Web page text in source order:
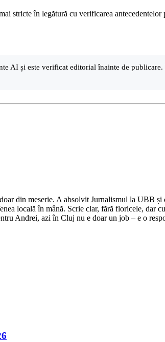
stricte în legătură cu verificarea antecedentelor
AI și este verificat editorial înainte de
din meserie. A absolvit Jurnalismul la UBB
locală în mână. Scrie clar, fără floricele, dar
Andrei, azi în Cluj nu e doar un job – e o